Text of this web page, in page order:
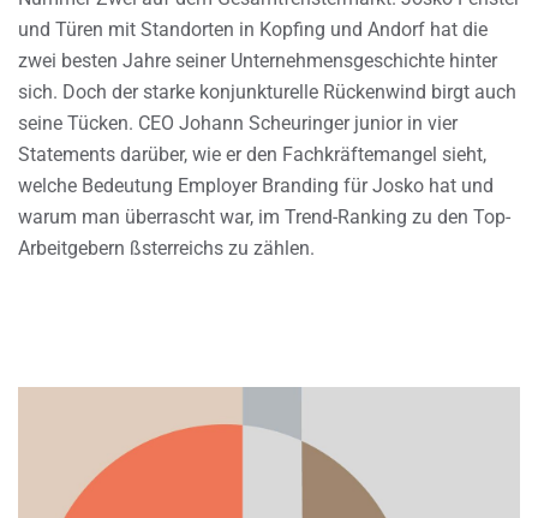
und Türen mit Standorten in Kopfing und Andorf hat die
zwei besten Jahre seiner Unternehmensgeschichte hinter
sich. Doch der starke konjunkturelle Rückenwind birgt auch
seine Tücken. CEO Johann Scheuringer junior in vier
Statements darüber, wie er den Fachkräftemangel sieht,
welche Bedeutung Employer Branding für Josko hat und
warum man überrascht war, im Trend-Ranking zu den Top-
Arbeitgebern ßsterreichs zu zählen.